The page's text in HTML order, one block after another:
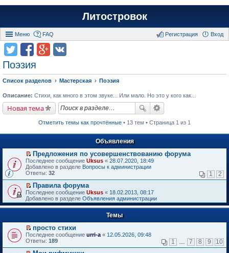
Литостровок
Меню FAQ Вход
Регистрация
Поэзия
Список разделов Мастерская Поэзия
Описание: Стихи, как много в этом звуке... Или мало. Но это у кого как...
Новая тема
Отметить темы как прочтённые • 13 тем • Страница 1 из 1
Объявления
П
е
р
й
т
и
к
п
в
о
м
у
н
Предложения по усовершенствованию форума
Последнее сообщение Uksus « 28.07.2020, 18:49
Добавлено в разделе Вопросы к администрации
Ответы: 32 1 2
П
е
р
е
т
и
к
п
р
Правила форума
Последнее сообщение Uksus « 18.02.2013, 08:17
Добавлено в разделе Объявления администрации
Темы
П
е
е
просто стихи
Последнее сообщение urri-a « 12.05.2026, 09:48
Ответы: 189 1 7 8 9 10